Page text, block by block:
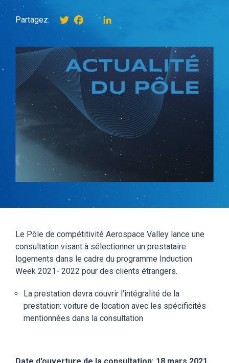
Partagez: TwitterFacebook
instagram
Le Pôle de compétitivité Aerospace Valley lance une
consultation visant à sélectionner un prestataire
logements dans le cadre du programme Induction
Week 2021- 2022 pour des clients étrangers.
La prestation devra couvrir l'intégralité de la
prestation: voiture de location avec les spécificités
mentionnées dans la consultation